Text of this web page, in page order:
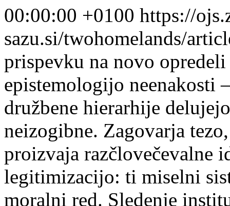
00:00:00 +0100 https://
sazu.si/twohomelands/
prispevku na novo
epistemologijo neenakosti
družbene hierarhije
neizogibne. Zagovarja
proizvaja razčlovečevalne
legitimizacijo: ti miselni
moralni red. Sledenje